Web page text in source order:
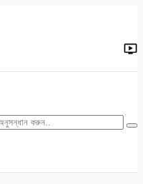
জাতীয় যশোর